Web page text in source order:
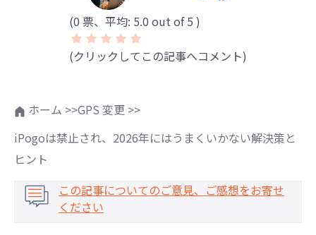
(0 票、平均: 5.0 out of 5 )
(クリックしてこの記事へコメント)
ホーム >>GPS 変更 >>
iPogoは禁止され、2026年にはうまくいかない解決策と
ヒント
この記事についてのご意見、ご感想をお寄せ
ください